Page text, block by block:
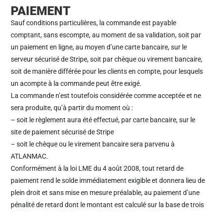
PAIEMENT
Sauf conditions particulières, la commande est payable
comptant, sans escompte, au moment de sa validation, soit par
un paiement en ligne, au moyen d’une carte bancaire, sur le
serveur sécurisé de Stripe, soit par chèque ou virement bancaire,
soit de manière différée pour les clients en compte, pour lesquels
un acompte à la commande peut être exigé.
La commande n’est toutefois considérée comme acceptée et ne
sera produite, qu’à partir du moment où :
– soit le règlement aura été effectué, par carte bancaire, sur le
site de paiement sécurisé de Stripe
– soit le chèque ou le virement bancaire sera parvenu à
ATLANMAC.
Conformément à la loi LME du 4 août 2008, tout retard de
paiement rend le solde immédiatement exigible et donnera lieu de
plein droit et sans mise en mesure préalable, au paiement d’une
pénalité de retard dont le montant est calculé sur la base de trois